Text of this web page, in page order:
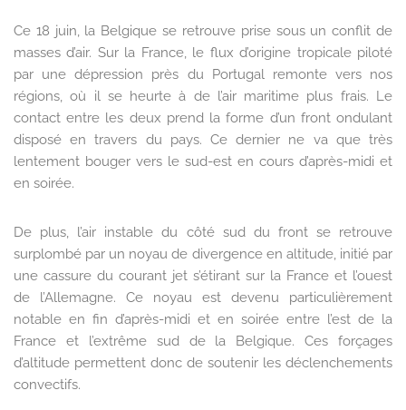
Ce 18 juin, la Belgique se retrouve prise sous un conflit de
masses d’air. Sur la France, le flux d’origine tropicale piloté
par une dépression près du Portugal remonte vers nos
régions, où il se heurte à de l’air maritime plus frais. Le
contact entre les deux prend la forme d’un front ondulant
disposé en travers du pays. Ce dernier ne va que très
lentement bouger vers le sud-est en cours d’après-midi et
en soirée.
De plus, l’air instable du côté sud du front se retrouve
surplombé par un noyau de divergence en altitude, initié par
une cassure du courant jet s’étirant sur la France et l’ouest
de l’Allemagne. Ce noyau est devenu particulièrement
notable en fin d’après-midi et en soirée entre l’est de la
France et l’extrême sud de la Belgique. Ces forçages
d’altitude permettent donc de soutenir les déclenchements
convectifs.